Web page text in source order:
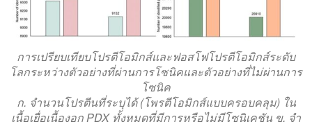
การเปรียบเทียบโปรตีโอมิกส์และฟอสโฟโปรตีโอมิกส์ระดับ
โลกระหว่างตัวอย่างที่ผ่านการโซนิคและตัวอย่างที่ไม่ผ่านการ
โซนิค
ก. จำนวนโปรตีนที่ระบุได้ (โพรตีโอมิกส์แบบครอบคลุม) ใน
เนื้อเยื่อเนื้องอก PDX ทั้งหมดที่มีการหรือไม่มีโซนิเคชัน ข. จำ